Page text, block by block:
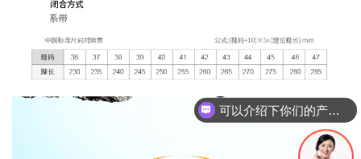
你们是怎么收费的呢？